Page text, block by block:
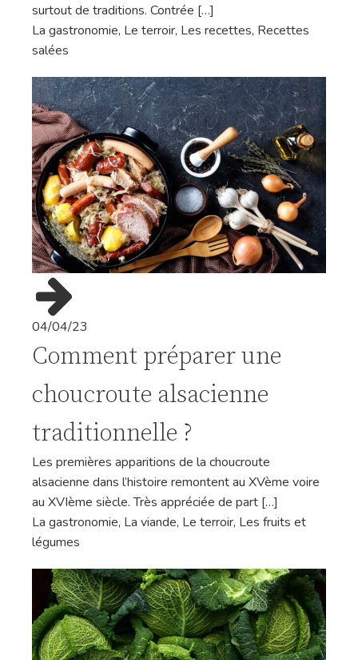
surtout de traditions. Contrée […]
La gastronomie, Le terroir, Les recettes, Recettes
salées
04/04/23
Comment préparer une
choucroute alsacienne
traditionnelle ?
Les premières apparitions de la choucroute
alsacienne dans l’histoire remontent au XVème voire
au XVIème siècle. Très appréciée de part […]
La gastronomie, La viande, Le terroir, Les fruits et
légumes